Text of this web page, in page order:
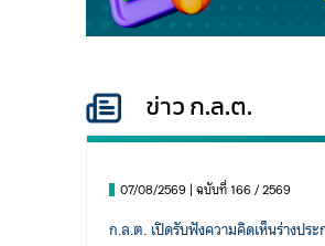
ข่าว ก.ล.ต.
07/08/2569 | ฉบับที่ 166 / 2569
ก.ล.ต. เปิดรับฟังความคิดเห็นร่างปร